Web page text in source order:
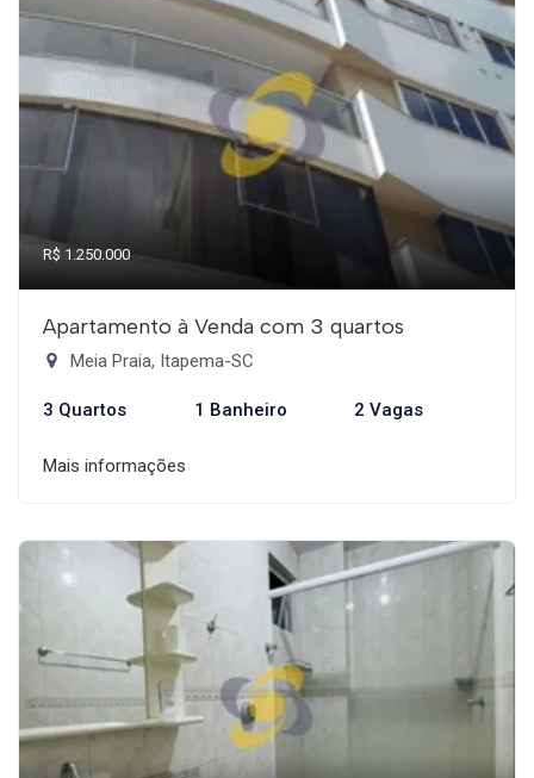
R$ 1.250.000
Apartamento à Venda com 3 quartos
Meia Praia, Itapema-SC
3 Quartos 1 Banheiro 2 Vagas
Mais informações